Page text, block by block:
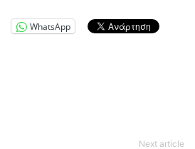
WhatsApp
Next article